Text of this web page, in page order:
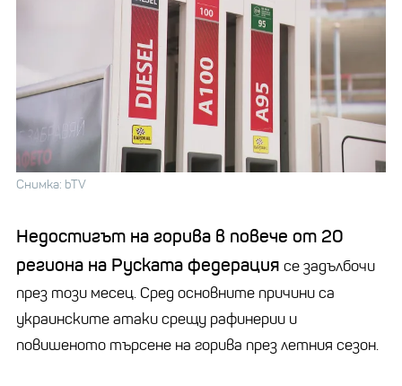
Снимка: bTV
Недостигът на горива в повече от 20
региона на Руската федерация се задълбочи
през този месец. Сред основните причини са
украинските атаки срещу рафинерии и
повишеното търсене на горива през летния сезон.